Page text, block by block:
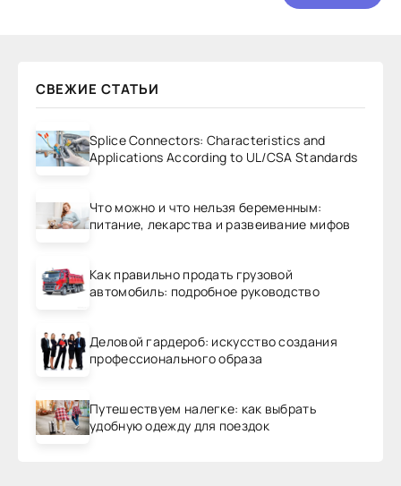
СВЕЖИЕ СТАТЬИ
Splice Connectors: Characteristics and
Applications According to UL/CSA Standards
Что можно и что нельзя беременным:
питание, лекарства и развеивание мифов
Как правильно продать грузовой
автомобиль: подробное руководство
Деловой гардероб: искусство создания
профессионального образа
Путешествуем налегке: как выбрать
удобную одежду для поездок